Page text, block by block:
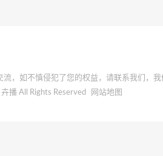
，如不慎侵犯了您的权益，请联系我们，我
卉播 All Rights Reserved 网站地图